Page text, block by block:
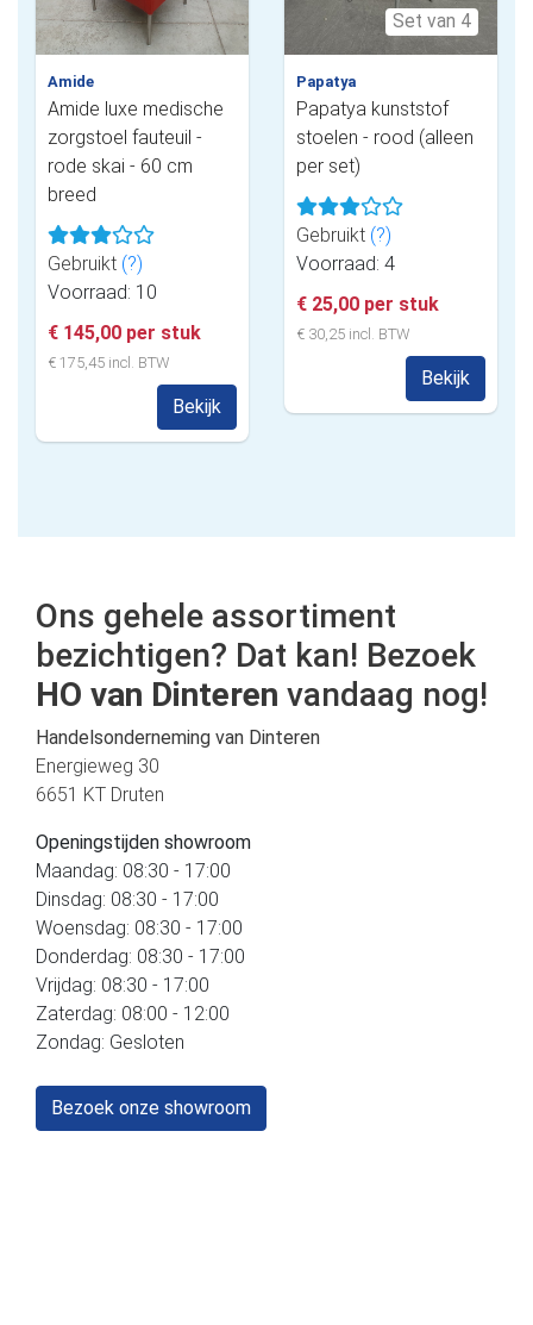
Amide
Amide luxe medische
zorgstoel fauteuil -
rode skai - 60 cm
breed
Gebruikt (?)
Voorraad: 10
€ 145,00 per stuk
€ 175,45 incl. BTW
Bekijk
Set van 4
Papatya
Papatya kunststof
stoelen - rood (alleen
per set)
Gebruikt (?)
Voorraad: 4
€ 25,00 per stuk
€ 30,25 incl. BTW
Bekijk
Ons gehele assortiment
bezichtigen? Dat kan! Bezoek
HO van Dinteren vandaag nog!
Handelsonderneming van Dinteren
Energieweg 30
6651 KT Druten
Openingstijden showroom
Maandag: 08:30 - 17:00
Dinsdag: 08:30 - 17:00
Woensdag: 08:30 - 17:00
Donderdag: 08:30 - 17:00
Vrijdag: 08:30 - 17:00
Zaterdag: 08:00 - 12:00
Zondag: Gesloten
Bezoek onze showroom